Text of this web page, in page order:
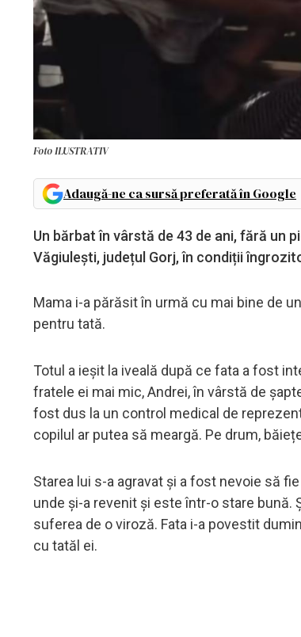
Foto ILUSTRATIV
Adaugă-ne ca sursă preferată în Google
Un bărbat în vârstă de 43 de ani, fără un
Văgiulești, județul Gorj, în condiții
Mama i-a părăsit în urmă cu mai bine de
pentru tată.
Totul a ieșit la iveală după ce fata a fost
fratele ei mai mic, Andrei, în vârstă de
fost dus la un control medical de
copilul ar putea să meargă. Pe drum,
Starea lui s-a agravat și a fost nevoie să
unde și-a revenit și este într-o stare bună.
suferea de o viroză. Fata i-a povestit
cu tatăl ei.